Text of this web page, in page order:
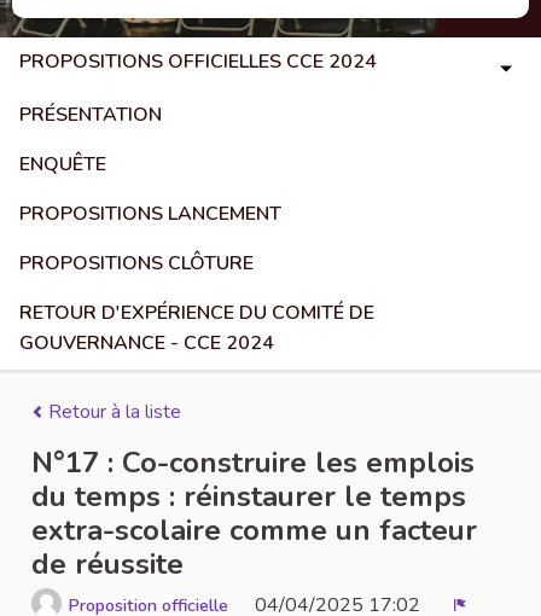
PROPOSITIONS OFFICIELLES CCE 2024
PRÉSENTATION
ENQUÊTE
PROPOSITIONS LANCEMENT
PROPOSITIONS CLÔTURE
RETOUR D'EXPÉRIENCE DU COMITÉ DE
GOUVERNANCE - CCE 2024
Retour à la liste
N°17 : Co-construire les emplois
du temps : réinstaurer le temps
extra-scolaire comme un facteur
de réussite
Proposition officielle 04/04/2025 17:02